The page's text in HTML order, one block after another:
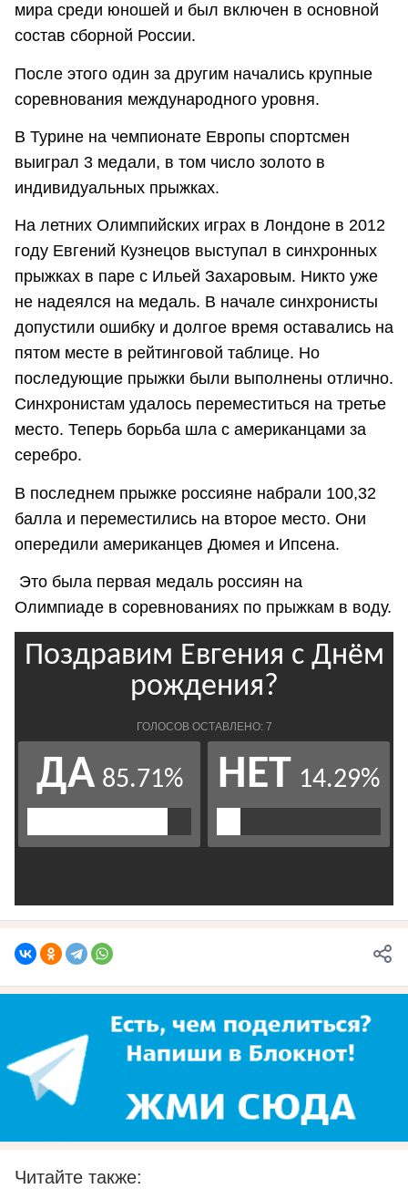
мира среди юношей и был включен в основной
состав сборной России.
После этого один за другим начались крупные
соревнования международного уровня.
В Турине на чемпионате Европы спортсмен
выиграл 3 медали, в том число золото в
индивидуальных прыжках.
На летних Олимпийских играх в Лондоне в 2012
году Евгений Кузнецов выступал в синхронных
прыжках в паре с Ильей Захаровым. Никто уже
не надеялся на медаль. В начале синхронисты
допустили ошибку и долгое время оставались на
пятом месте в рейтинговой таблице. Но
последующие прыжки были выполнены отлично.
Синхронистам удалось переместиться на третье
место. Теперь борьба шла с американцами за
серебро.
В последнем прыжке россияне набрали 100,32
балла и переместились на второе место. Они
опередили американцев Дюмея и Ипсена.
Это была первая медаль россиян на
Олимпиаде в соревнованиях по прыжкам в воду.
Читайте также: